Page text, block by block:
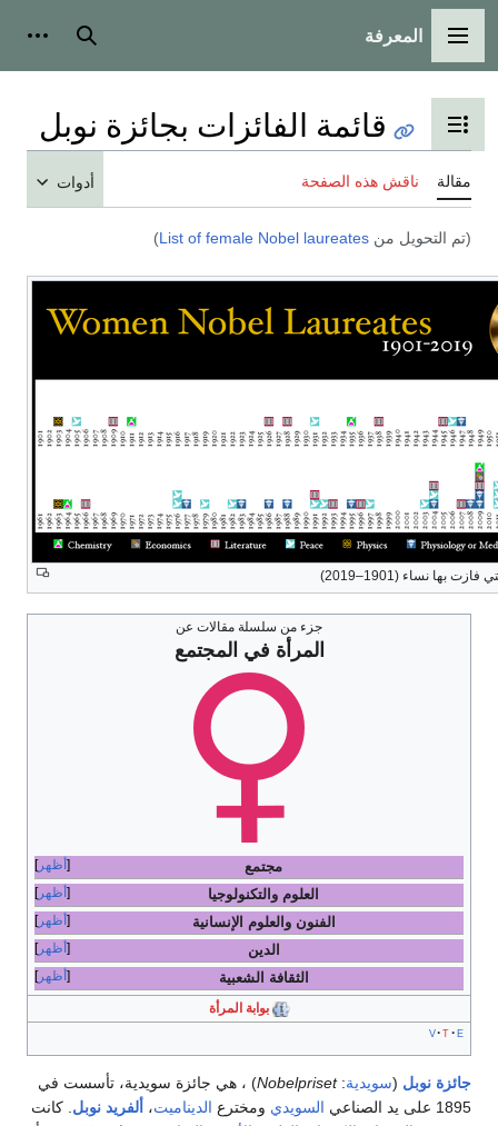
الرئيسية أدوات شخصية
عرض جدول المحتويات
قائمة الفائزات بجائزة نوبل
هذه الصفحة
من List of female Nobel laureates
)
جزء من سلسلة مقالات عن
المرأة في المجتمع
العلوم والتكنولوجيا
الفنون والعلوم الإنسانية
الثقافة الشعبية
سويدية:
Nobelpriset ) ، هي جائزة سويدية، تأسست في
السويديومخترعالديناميت، ألفريد نوبل. كانت